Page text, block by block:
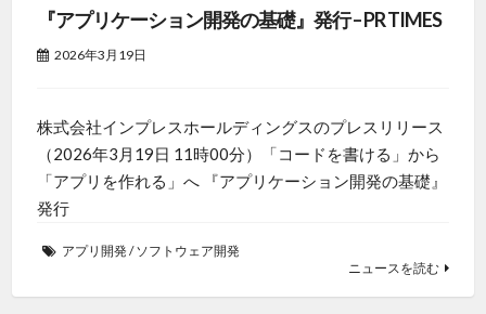
『アプリケーション開発の基礎』発行 – PR TIMES
2026年3月19日
株式会社インプレスホールディングスのプレスリリース
（2026年3月19日 11時00分）「コードを書ける」から
「アプリを作れる」へ 『アプリケーション開発の基礎』
発行
アプリ開発 /ソフトウェア開発
ニュースを読む